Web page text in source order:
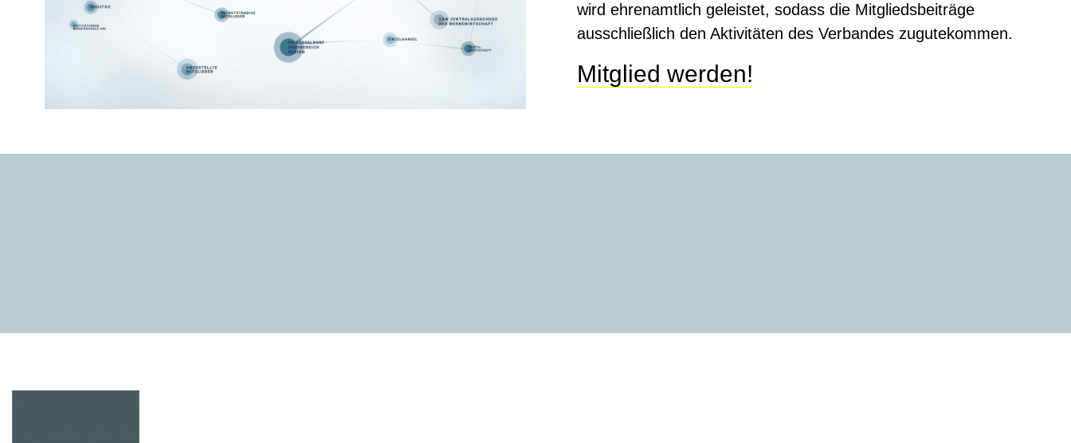
wird ehrenamtlich geleistet, sodass die Mitgliedsbeiträge
ausschließlich den Aktivitäten des Verbandes zugutekommen.
Mitglied werden!